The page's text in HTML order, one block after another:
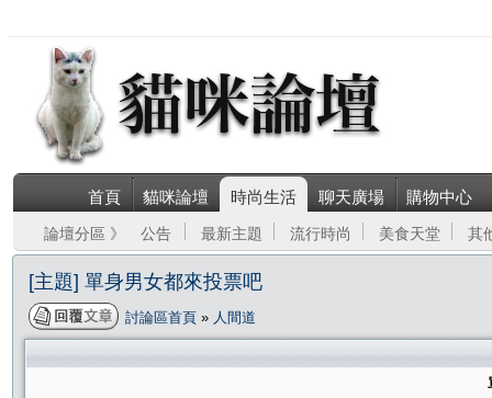
首頁 貓咪論壇 時尚生活 聊天廣場 購物中心
論壇分區 》 公告 最新主題 流行時尚 美食天堂 其
[主題] 單身男女都來投票吧
討論區首頁 » 人間道